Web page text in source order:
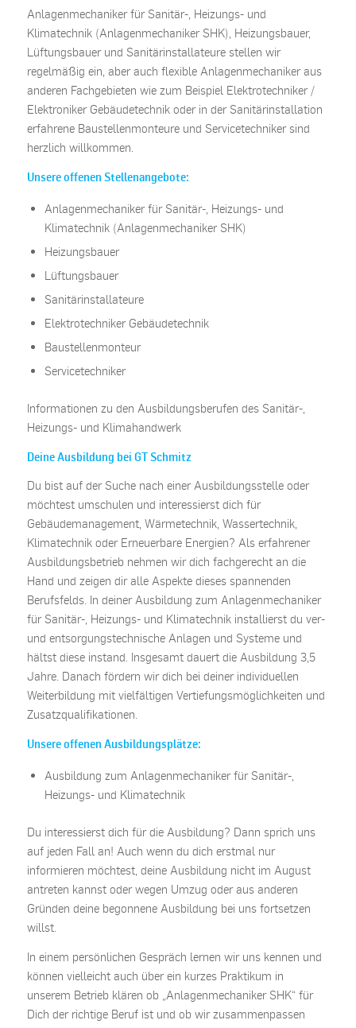
Anlagenmechaniker für Sanitär-, Heizungs- und
Klimatechnik (Anlagenmechaniker SHK), Heizungsbauer,
Lüftungsbauer und Sanitärinstallateure stellen wir
regelmäßig ein, aber auch flexible Anlagenmechaniker aus
anderen Fachgebieten wie zum Beispiel Elektrotechniker /
Elektroniker Gebäudetechnik oder in der Sanitärinstallation
erfahrene Baustellenmonteure und Servicetechniker sind
herzlich willkommen.
Unsere offenen Stellenangebote:
Anlagenmechaniker für Sanitär-, Heizungs- und
Klimatechnik (Anlagenmechaniker SHK)
Heizungsbauer
Lüftungsbauer
Sanitärinstallateure
Elektrotechniker Gebäudetechnik
Baustellenmonteur
Servicetechniker
Informationen zu den Ausbildungsberufen des Sanitär-,
Heizungs- und Klimahandwerk
Deine Ausbildung bei GT Schmitz
Du bist auf der Suche nach einer Ausbildungsstelle oder
möchtest umschulen und interessierst dich für
Gebäudemanagement, Wärmetechnik, Wassertechnik,
Klimatechnik oder Erneuerbare Energien? Als erfahrener
Ausbildungsbetrieb nehmen wir dich fachgerecht an die
Hand und zeigen dir alle Aspekte dieses spannenden
Berufsfelds. In deiner Ausbildung zum Anlagenmechaniker
für Sanitär-, Heizungs- und Klimatechnik installierst du ver-
und entsorgungstechnische Anlagen und Systeme und
hältst diese instand. Insgesamt dauert die Ausbildung 3,5
Jahre. Danach fördern wir dich bei deiner individuellen
Weiterbildung mit vielfältigen Vertiefungsmöglichkeiten und
Zusatzqualifikationen.
Unsere offenen Ausbildungsplätze:
Ausbildung zum Anlagenmechaniker für Sanitär-,
Heizungs- und Klimatechnik
Du interessierst dich für die Ausbildung? Dann sprich uns
auf jeden Fall an! Auch wenn du dich erstmal nur
informieren möchtest, deine Ausbildung nicht im August
antreten kannst oder wegen Umzug oder aus anderen
Gründen deine begonnene Ausbildung bei uns fortsetzen
willst.
In einem persönlichen Gespräch lernen wir uns kennen und
können vielleicht auch über ein kurzes Praktikum in
unserem Betrieb klären ob „Anlagenmechaniker SHK“ für
Dich der richtige Beruf ist und ob wir zusammenpassen